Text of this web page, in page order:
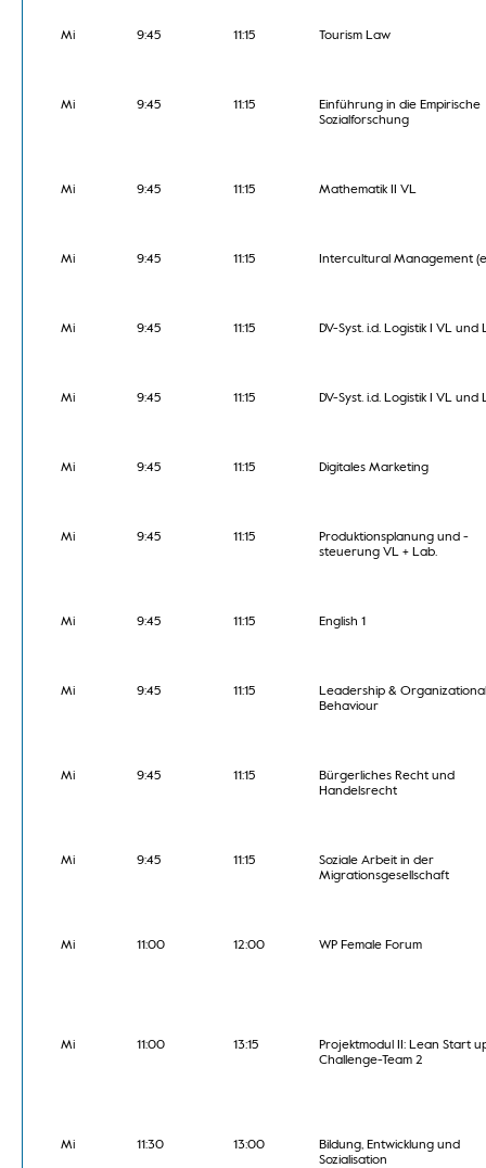
Mi 9:45 11:15 Tourism Law
Mi 9:45 11:15
Einführung in die Empirische
Sozialforschung
Mi 9:45 11:15 Mathematik II VL
Mi 9:45 11:15 Intercultural Management
Mi 9:45 11:15 DV-Syst. i.d. Logistik I VL und
Mi 9:45 11:15 DV-Syst. i.d. Logistik I VL und
Mi 9:45 11:15 Digitales Marketing
Mi 9:45 11:15
Produktionsplanung und -
steuerung VL + Lab.
Mi 9:45 11:15 English 1
Mi 9:45 11:15
Leadership & Organizational
Behaviour
Mi 9:45 11:15
Bürgerliches Recht und
Handelsrecht
Mi 9:45 11:15
Soziale Arbeit in der
Migrationsgesellschaft
Mi 11:00 12:00 WP Female Forum
Mi 11:00 13:15
Projektmodul II: Lean Start
Challenge-Team 2
Mi 11:30 13:00
Bildung, Entwicklung und
Sozialisation